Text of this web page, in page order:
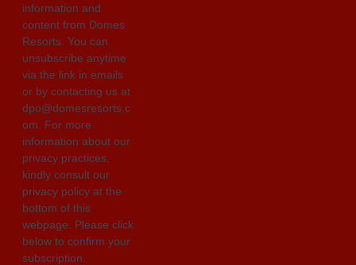
information and
content from Domes
Resorts. You can
unsubscribe anytime
via the link in emails
or by contacting us at
dpo@domesresorts.c
om. For more
information about our
privacy practices,
kindly consult our
privacy policy at the
bottom of this
webpage. Please click
below to confirm your
subscription.